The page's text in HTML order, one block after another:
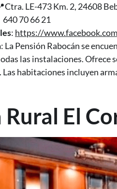
LE-473 Km. 2, 24608
70 66 21
: https://
: La Pensión Rabocán se
las instalaciones. Ofrece
habitaciones incluyen
Rural El